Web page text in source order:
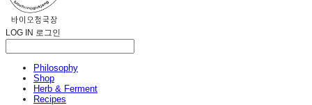
LOG IN 로그인
Philosophy
Shop
Herb & Ferment
Recipes